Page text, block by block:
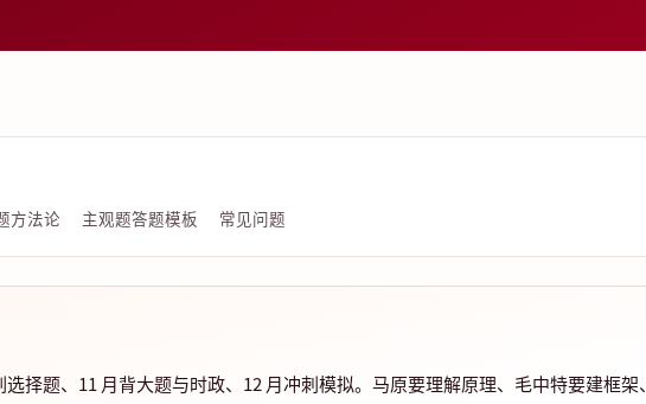
方法论 主观题答题模板 常见问题
择题、11 月背大题与时政、12 月冲刺模拟。马原要理解原理、毛中特要建框架、